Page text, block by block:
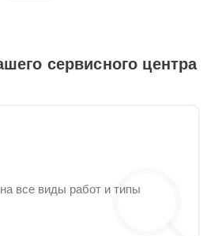
сервисного центра
все виды работ и типы